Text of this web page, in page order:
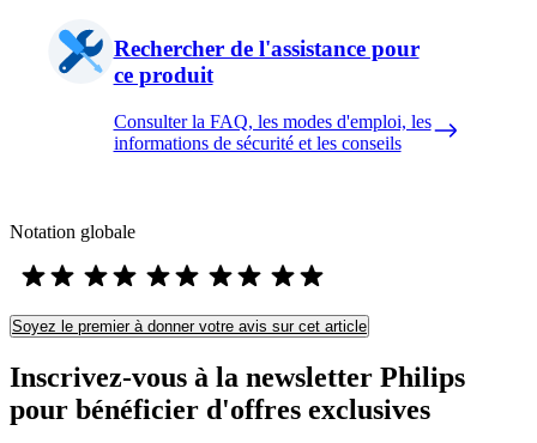
Rechercher de l'assistance pour
ce produit
Consulter la FAQ, les modes d'emploi, les
informations de sécurité et les conseils
Notation globale
Soyez le premier à donner votre avis sur cet article
Inscrivez-vous à la newsletter Philips
pour bénéficier d'offres exclusives